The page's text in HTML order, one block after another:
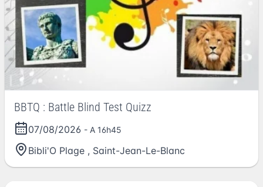
BBTQ : Battle Blind Test Quizz
07/08/2026 - A 16h45
Bibli'O Plage , Saint-Jean-Le-Blanc